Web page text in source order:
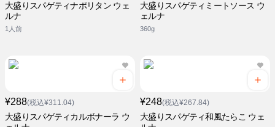
大盛りスパゲティナポリタン ウェ
ルナ
1人前
大盛りスパゲティミートソース ウ
ェルナ
360g
¥288(税込¥311.04)
大盛りスパゲティカルボナーラ ウ
¥248(税込¥267.84)
大盛りスパゲティ和風たらこ ウェ